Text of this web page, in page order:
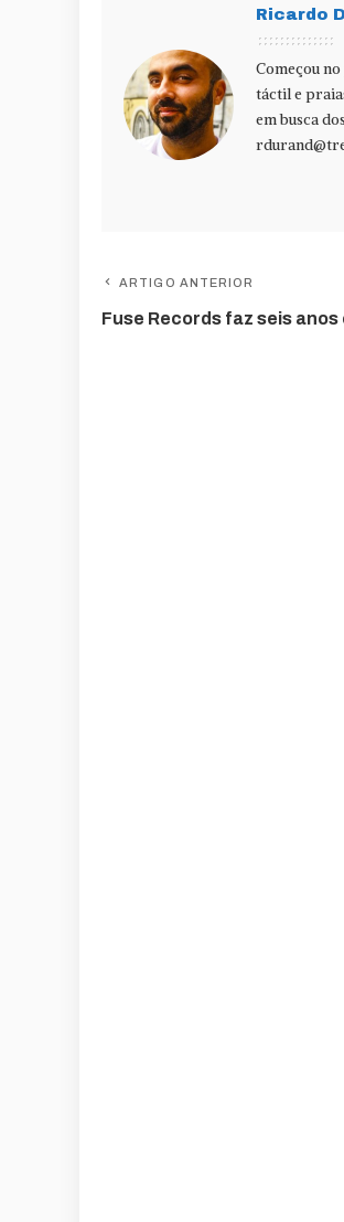
Ricardo
Começou
táctil e
em busca
ARTIGO ANTERIOR
Fuse Records faz seis